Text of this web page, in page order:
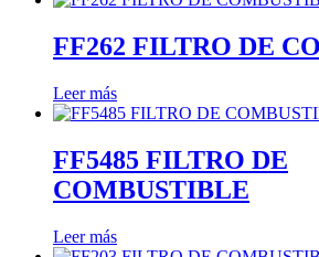
FF262 FILTRO DE
Leer más
FF5485 FILTRO DE
COMBUSTIBLE
Leer más